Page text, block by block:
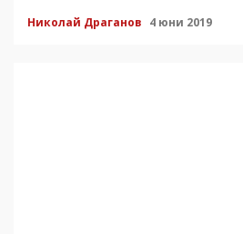
Николай Драганов 4 юни 2019